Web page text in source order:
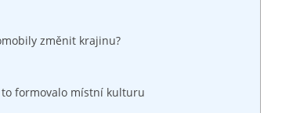
změnit⁢ krajinu?
to formovalo místní kulturu